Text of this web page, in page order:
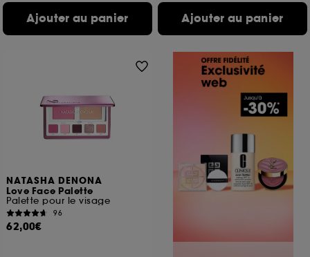
Ajouter au panier Ajouter au panier
NATASHA DENONA
Love Face Palette
Palette pour le visage
96
62,00€